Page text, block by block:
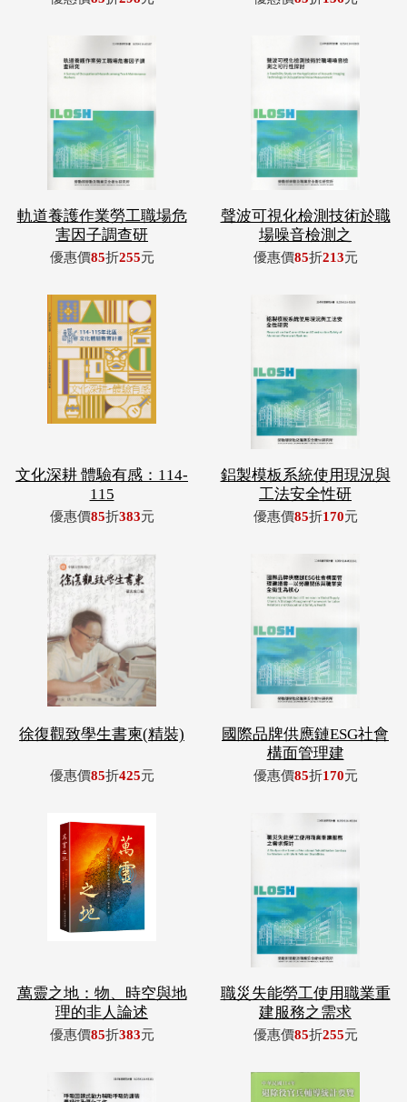
軌道養護作業勞工職場危
害因子調查研
優惠價85折255元
聲波可視化檢測技術於職
場噪音檢測之
優惠價85折213元
文化深耕 體驗有感：114-
115
優惠價85折383元
鋁製模板系統使用現況與
工法安全性研
優惠價85折170元
徐復觀致學生書柬(精裝)
優惠價85折425元
國際品牌供應鏈ESG社會
構面管理建
優惠價85折170元
萬靈之地：物、時空與地
理的非人論述
優惠價85折383元
職災失能勞工使用職業重
建服務之需求
優惠價85折255元